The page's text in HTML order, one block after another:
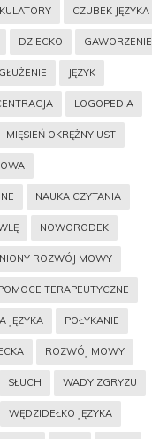
CZUBEK JĘZYKA
DZIECKO GAWORZENIE
GŁUŻENIE JĘZYK
LOGOPEDIA
MIĘSIEŃ OKRĘŻNY UST
NAUKA CZYTANIA
NOWORODEK
ROZWÓJ MOWY
TERAPEUTYCZNE
JĘZYKA POŁYKANIE
ROZWÓJ MOWY
SŁUCH WADY ZGRYZU
WĘDZIDEŁKO JĘZYKA